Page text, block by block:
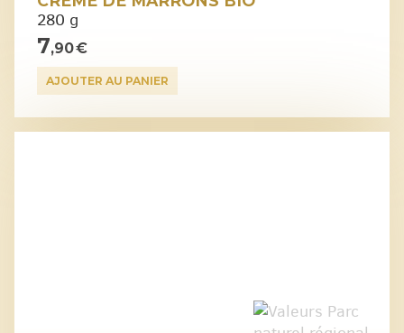
280 g
7,90 €
AJOUTER AU PANIER